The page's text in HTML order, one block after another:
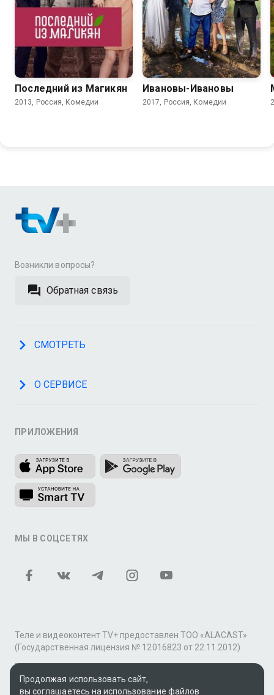
7.4 5.1
Последний из Магикян
2013, Россия, Комедии
7.8 6.6
Ивановы-Ивановы
2017, Россия, Комедии
Возникли вопросы?
Обратная связь
СМОТРЕТЬ
О СЕРВИСЕ
ПРИЛОЖЕНИЯ
МЫ В СОЦСЕТЯХ
Теле и видеоконтент TV+ предоставлен ТОО «ALACAST»
(Государственная лицензия № 12016823 от 22.11.2012).
В рамках услуги «Видео по подписке» для «Пакета
фильмов и сериалов tv+» контент предоставляется
онлайн-кинотеатром MEGOGO.
Продолжая использовать сайт,
вы соглашаетесь на использование файлов